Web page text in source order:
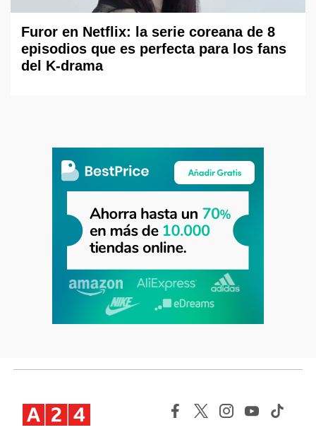
Furor en Netflix: la serie coreana de 8
episodios que es perfecta para los fans
del K-drama